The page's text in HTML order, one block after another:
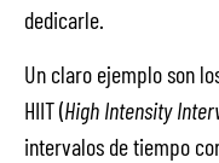
dedicarle.
Un claro ejemplo son
HIIT (High Intensity
intervalos de tiempo